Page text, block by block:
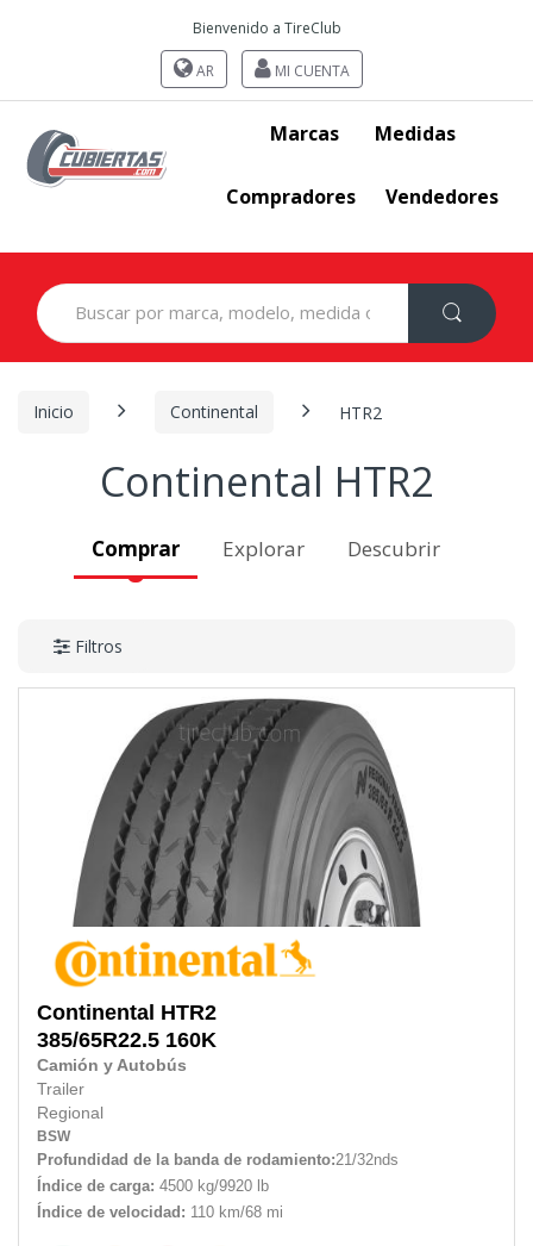
Bienvenido a TireClub
AR MI CUENTA
Marcas Medidas
Compradores Vendedores
Search
for:
Inicio Continental HTR2
Continental HTR2
Comprar Explorar Descubrir
Filtros
Continental HTR2
385/65R22.5 160K
Camión y Autobús
Trailer
Regional
BSW
Profundidad de la banda de rodamiento:21/32nds
Índice de carga: 4500 kg/9920 lb
Índice de velocidad: 110 km/68 mi